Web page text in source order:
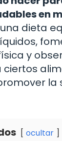
en
dieta
y
ciertos
la
ocultar